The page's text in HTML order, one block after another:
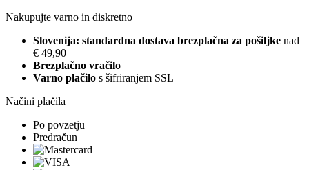
Nakupujte varno in diskretno
Slovenija: standardna dostava brezplačna za pošiljke nad
€ 49,90
Brezplačno vračilo
Varno plačilo s šifriranjem SSL
Načini plačila
Po povzetju
Predračun